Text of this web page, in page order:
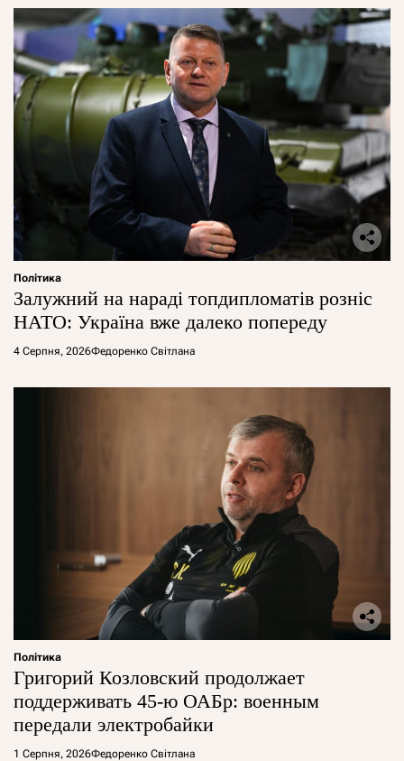
Політика
Залужний на нараді топдипломатів розніс
НАТО: Україна вже далеко попереду
4 Серпня, 2026Федоренко Світлана
Політика
Григорий Козловский продолжает
поддерживать 45-ю ОАБр: военным
передали электробайки
1 Серпня, 2026Федоренко Світлана